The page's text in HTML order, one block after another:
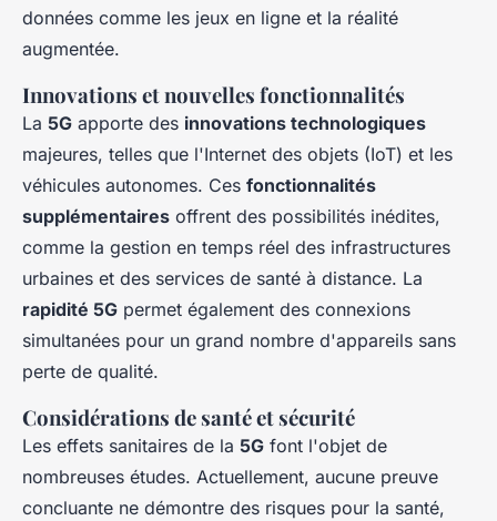
données comme les jeux en ligne et la réalité
augmentée.
Innovations et nouvelles fonctionnalités
La 5G apporte des innovations technologiques
majeures, telles que l'Internet des objets (IoT) et les
véhicules autonomes. Ces fonctionnalités
supplémentaires offrent des possibilités inédites,
comme la gestion en temps réel des infrastructures
urbaines et des services de santé à distance. La
rapidité 5G permet également des connexions
simultanées pour un grand nombre d'appareils sans
perte de qualité.
Considérations de santé et sécurité
Les effets sanitaires de la 5G font l'objet de
nombreuses études. Actuellement, aucune preuve
concluante ne démontre des risques pour la santé,